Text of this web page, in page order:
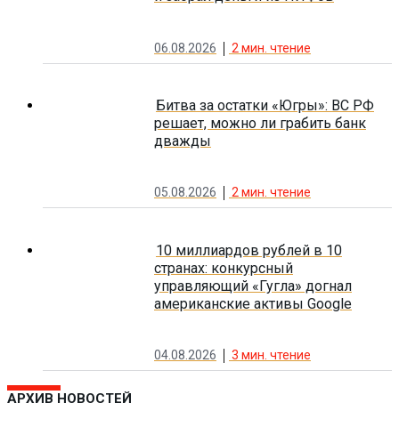
06.08.2026 2 мин. чтение
Битва за остатки «Югры»: ВС РФ
решает, можно ли грабить банк
дважды
05.08.2026 2мин. чтение
10 миллиардов рублей в 10
странах: конкурсный
управляющий «Гугла» догнал
американские активы Google
04.08.2026 3 мин. чтение
АРХИВ НОВОСТЕЙ